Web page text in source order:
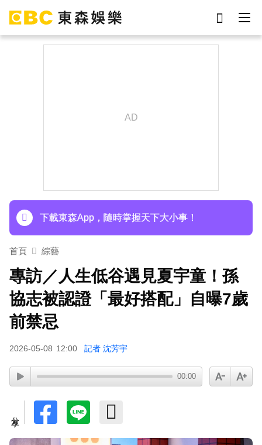
下載東森App，隨時掌握天下大小事！
慘被虧：是在震肚子？
首頁 綜藝
專訪／人生低谷遇見夏宇童！孫
協志被認證「最好搭配」自曝7歲
前禁忌
2026-05-08 12:00 記者 沈芳宇
00:00